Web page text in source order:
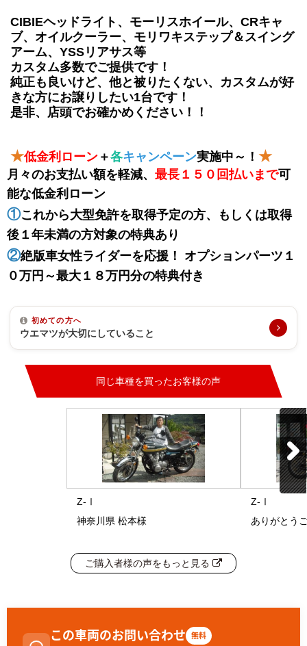
CIBIEヘッドライト、モーリスホイール、CRキャ
ブ、オイルクーラー、モリワキステップ＆スイング
アーム、YSSリアサス等
カスタム多数でご提供です！
純正も良いけど、他と被りたくない、カスタムが好
きな方にお譲りしたい1台です！
是非、店頭でお確かめください！！
★低金利ローン ＋各キャンペーン実施中～！ ★
月々のお支払い額を軽減、 最長１５０回払いまで可
能な低金利ローン
①これから大型免許を取得予定の方、もしくは取得
後１年未満の方対象の特典あり
②絶版車女性ライダーを応援！ オプションパーツ１
０万円～最大１８万円分の特典付き
初めての方へ
ウエマツが大切にしていること
同じ車種を買ったお客様の声
Z-Ⅰ
神奈川県 松本様
Z-Ⅰ
ありがとう
ご購入者様の声をもっと見る
この車両のお問い合わせ 無料